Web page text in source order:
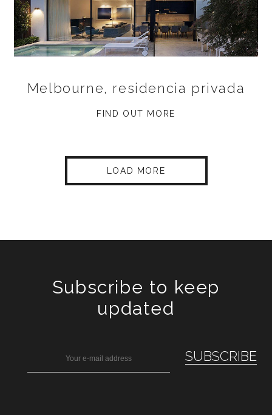
Melbourne, residencia privada
FIND OUT MORE
LOAD MORE
Subscribe to keep
updated